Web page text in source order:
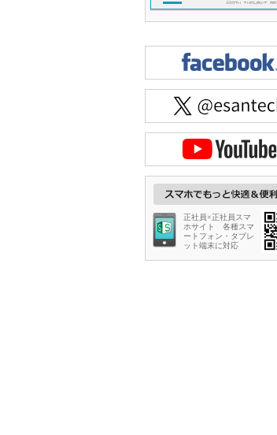
正社員×正社員スマ
ホサイト 各種スマ
ートフォン・タブレ
ット端末に対応